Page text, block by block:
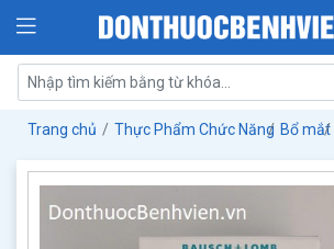
Trang chủ Thực Phẩm Chức Năng Bổ mắt